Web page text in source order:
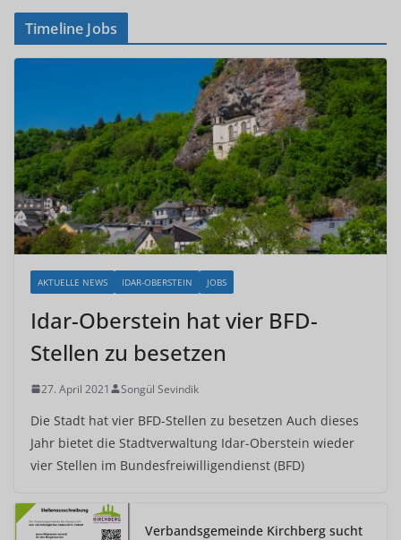
Timeline Jobs
AKTUELLE NEWS IDAR-OBERSTEIN JOBS
Idar-Oberstein hat vier BFD-
Stellen zu besetzen
27. April 2021 Songül Sevindik
Die Stadt hat vier BFD-Stellen zu besetzen Auch dieses
Jahr bietet die Stadtverwaltung Idar-Oberstein wieder
vier Stellen im Bundesfreiwilligendienst (BFD)
Verbandsgemeinde Kirchberg sucht